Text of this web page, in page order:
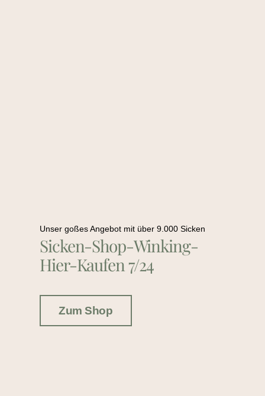
Unser goßes Angebot mit über 9.000 Sicken
Sicken-Shop-Winking-
Hier-Kaufen 7/24
Zum Shop